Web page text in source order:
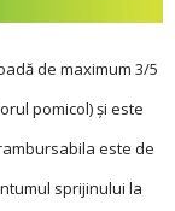
de maximum 3/5
pomicol) și este
este de
sprijinului la